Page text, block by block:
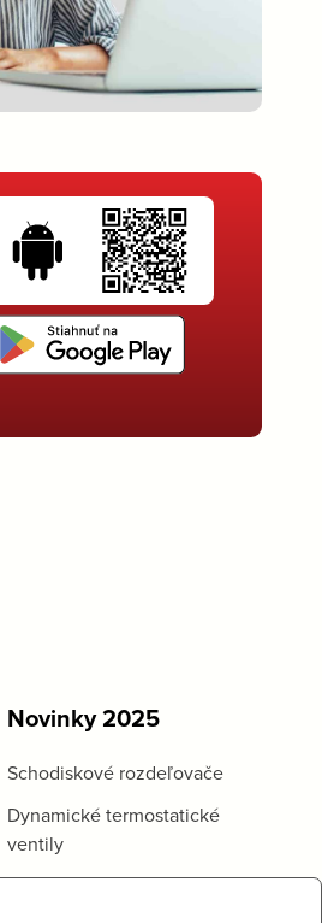
Novinky 2025
Schodiskové rozdeľovače
Dynamické termostatické
ventily